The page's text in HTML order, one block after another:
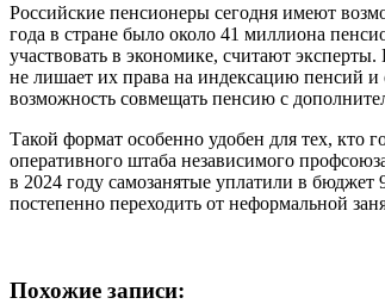
Российские пенсионеры сегодня имеют
года в стране было около 41 миллиона
участвовать в экономике, считают
не лишает их права на индексацию пенсий и
возможность совмещать пенсию с
Такой формат особенно удобен для тех, кто
оперативного штаба независимого
в 2024 году самозанятые уплатили в
постепенно переходить от неформальной
Похожие записи: